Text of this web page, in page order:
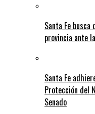
Santa Fe
provincia ante
Santa Fe
Protección del
Senado